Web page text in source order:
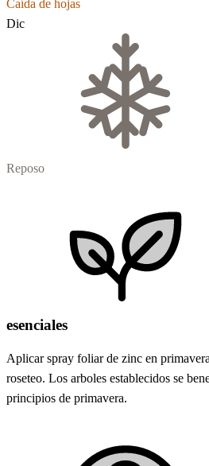
Caída de hojas
Dic
Reposo
esenciales
Aplicar spray foliar de zinc en
roseteo. Los arboles establecidos se
principios de primavera.